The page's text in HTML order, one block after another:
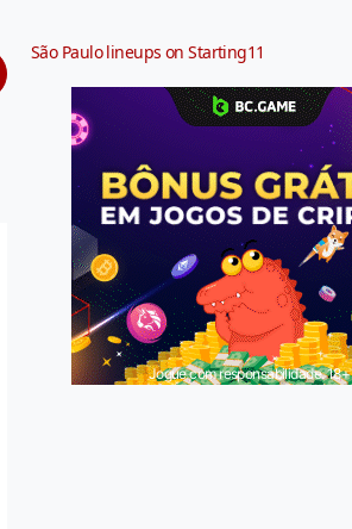
São Paulo lineups on Starting11
Jogue com responsabilidade. 18+